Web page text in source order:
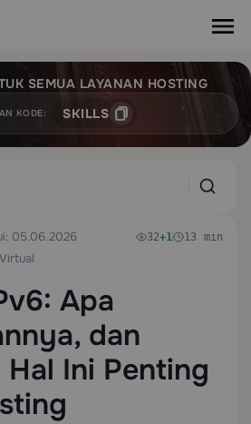
SEMUA LAYANAN HOSTING
KODE: SKILLS
05.06.2026
32+1 13 min
Apa
dan
Hal Ini Penting